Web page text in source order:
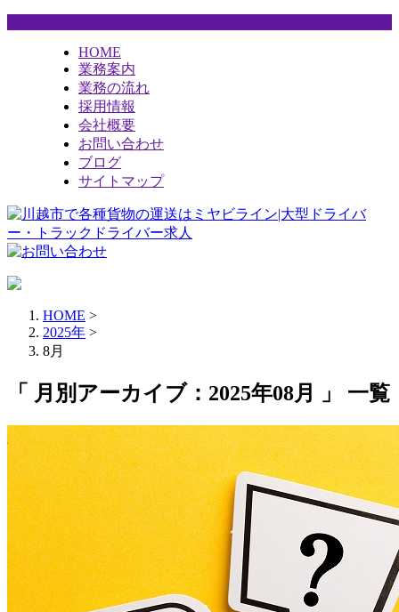
HOME
業務案内
業務の流れ
採用情報
会社概要
お問い合わせ
ブログ
サイトマップ
HOME >
2025年 >
8月
「 月別アーカイブ：2025年08月 」 一覧